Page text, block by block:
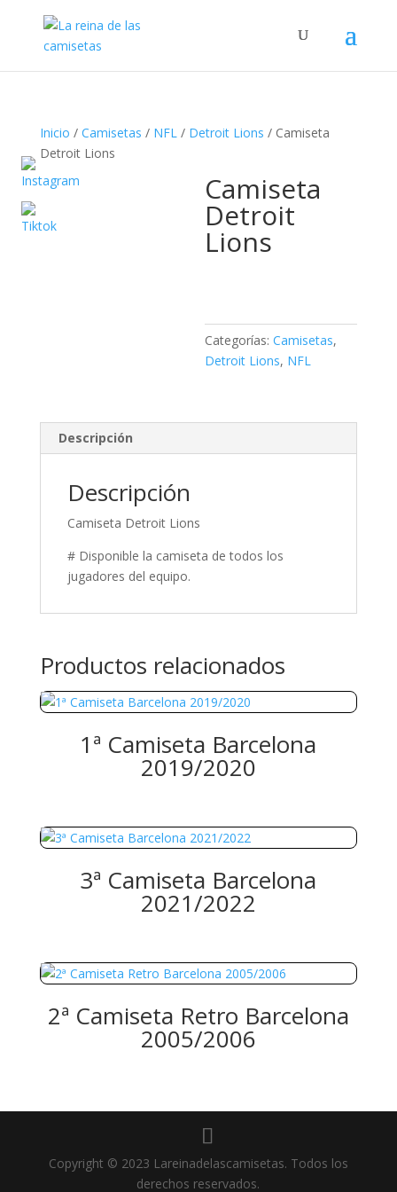
Búsqueda
Inicio / Camisetas / NFL/ Detroit Lions / Camiseta
Detroit Lions
Camiseta
Detroit
Lions
Categorías:Camisetas,
Detroit Lions, NFL
Descripción
Descripción
Camiseta Detroit Lions
# Disponible la camiseta de todos los
jugadores del equipo.
Productos relacionados
1ª Camiseta Barcelona
2019/2020
3ª Camiseta Barcelona
2021/2022
2ª Camiseta Retro Barcelona
2005/2006
Copyright © 2023 Lareinadelascamisetas. Todos los
derechos reservados.